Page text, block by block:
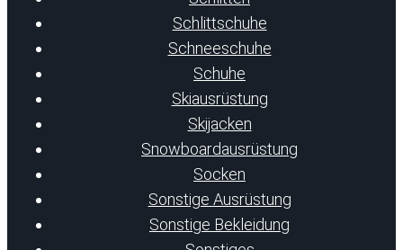
Schlittschuhe
Schneeschuhe
Schuhe
Skiausrüstung
Skijacken
Snowboardausrüstung
Socken
Sonstige Ausrüstung
Sonstige Bekleidung